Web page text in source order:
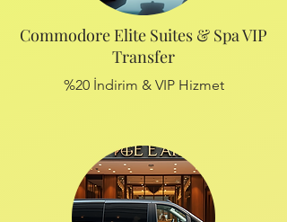
Commodore Elite Suites & Spa VIP
Transfer
%20 İndirim & VIP Hizmet